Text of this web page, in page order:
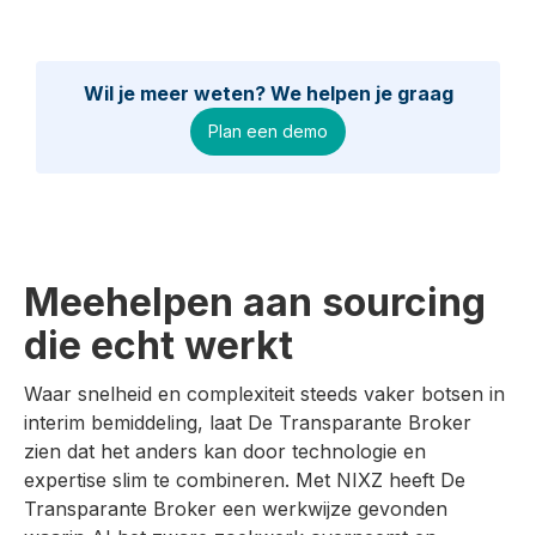
Wil je meer weten? We helpen je graag
Plan een demo
Meehelpen aan sourcing
die echt werkt
Waar snelheid en complexiteit steeds vaker botsen in
interim bemiddeling, laat De Transparante Broker
zien dat het anders kan door technologie en
expertise slim te combineren. Met NIXZ heeft De
Transparante Broker een werkwijze gevonden